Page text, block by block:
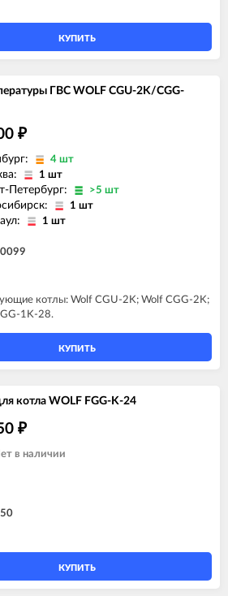
КУПИТЬ
ГВС WOLF CGU-2K/CGG-
₽
4 шт
1 шт
Петербург: >5 шт
1 шт
1 шт
котлы: Wolf CGU-2K; Wolf CGG-2K;
1K-28.
КУПИТЬ
котла WOLF FGG-K-24
₽
в наличии
КУПИТЬ